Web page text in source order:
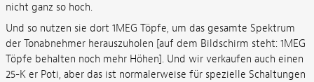
nicht ganz so hoch.
Und so nutzen sie dort 1MEG Töpfe, um das gesamte Spektrum
der Tonabnehmer herauszuholen [auf dem Bildschirm steht: 1MEG
Töpfe behalten noch mehr Höhen]. Und wir verkaufen auch einen
25-K er Poti, aber das ist normalerweise für spezielle Schaltungen